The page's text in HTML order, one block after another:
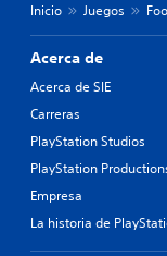
Inicio Juegos
Acerca de
Acerca de SIE
Carreras
PlayStation Studios
PlayStation
Empresa
La historia de